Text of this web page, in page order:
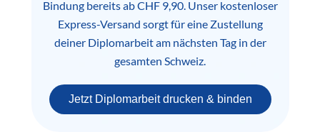
Bindung bereits ab CHF 9,90. Unser kostenloser
Express-Versand sorgt für eine Zustellung
deiner Diplomarbeit am nächsten Tag in der
gesamten Schweiz.
Jetzt Diplomarbeit drucken & binden